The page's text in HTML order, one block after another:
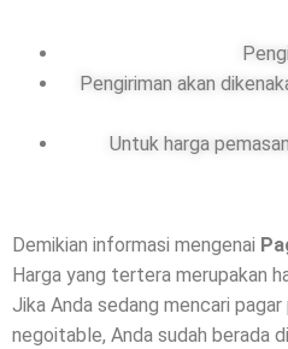
Pengiriman akan
Untuk harga
Demikian informasi mengenai
Harga yang tertera merupakan
Jika Anda sedang mencari
negoitable, Anda sudah berada